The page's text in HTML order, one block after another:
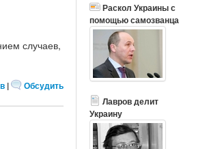
случаев,
| Обсудить
Раскол Украины с
помощью самозванца
Лавров делит
Украину